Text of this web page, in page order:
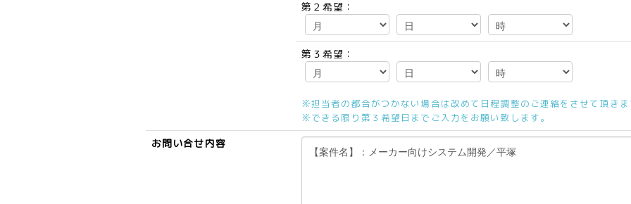
第２希望：
第３希望：
※担当者の都合がつかない場合は改めて日程調整のご連絡をさせて頂き
※できる限り第３希望日までご入力をお願い致します。
お問い合せ内容